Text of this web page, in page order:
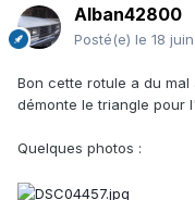
Alban42800
Posté(e) le 18
Bon cette rotule a du
démonte le triangle pour
Quelques photos :